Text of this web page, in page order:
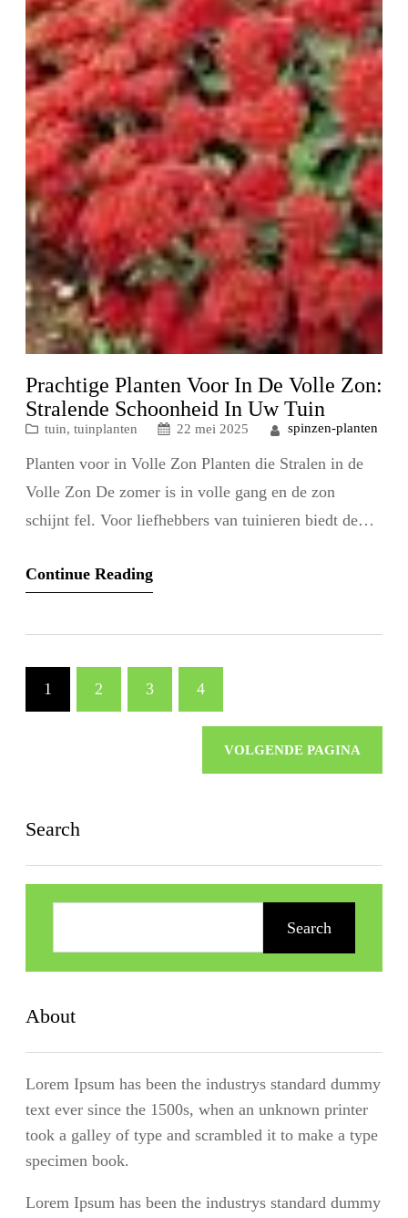
Prachtige Planten Voor In De Volle Zon:
Stralende Schoonheid In Uw Tuin
tuin, tuinplanten 22 mei 2025 spinzen-planten
Planten voor in Volle Zon Planten die Stralen in de
Volle Zon De zomer is in volle gang en de zon
schijnt fel. Voor liefhebbers van tuinieren biedt de
laten gedijen. Gelukkig zijn er tal van plantensoorten
omstandigheden. Cactussen…
Continue Reading
1 2 3 4
VOLGENDE PAGINA
Search
k
n
Search
About
Lorem Ipsum has been the industrys standard dummy
text ever since the 1500s, when an unknown printer
took a galley of type and scrambled it to make a type
specimen book.
Lorem Ipsum has been the industrys standard dummy